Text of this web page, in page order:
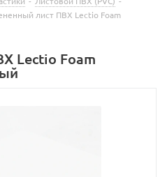
лист ПВХ Lectio Foam
Lectio Foam